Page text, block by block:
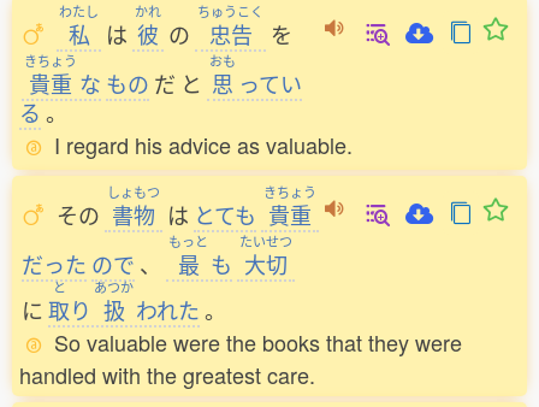
わたし
私 は
かれ
彼 の
ちゅうこく
忠告 を
きちょう
貴重 な もの だ と
おも
思 ってい
る 。
I regard his advice as valuable.
その
しょもつ
書物 は とても
きちょう
貴重
だった ので 、
もっと
最 も
たいせつ
大切
に
と
取り
あつか
扱 われた。
So valuable were the books that they were
handled with the greatest care.